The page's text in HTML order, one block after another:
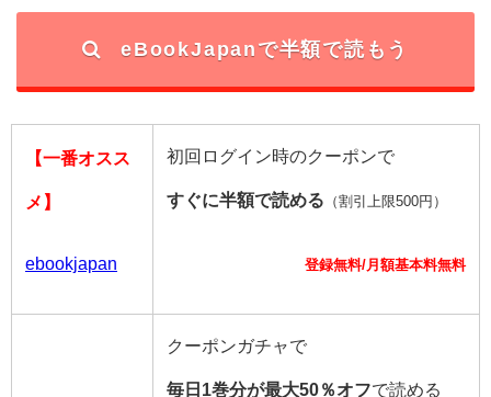
eBookJapanで半額で読もう
【一番オスス
メ】
ebookjapan
初回ログイン時のクーポンで
すぐに半額で読める （割引上限500円）
登録無料/月額基本料無料
クーポンガチャで
毎日1巻分が最大50％オフで読める